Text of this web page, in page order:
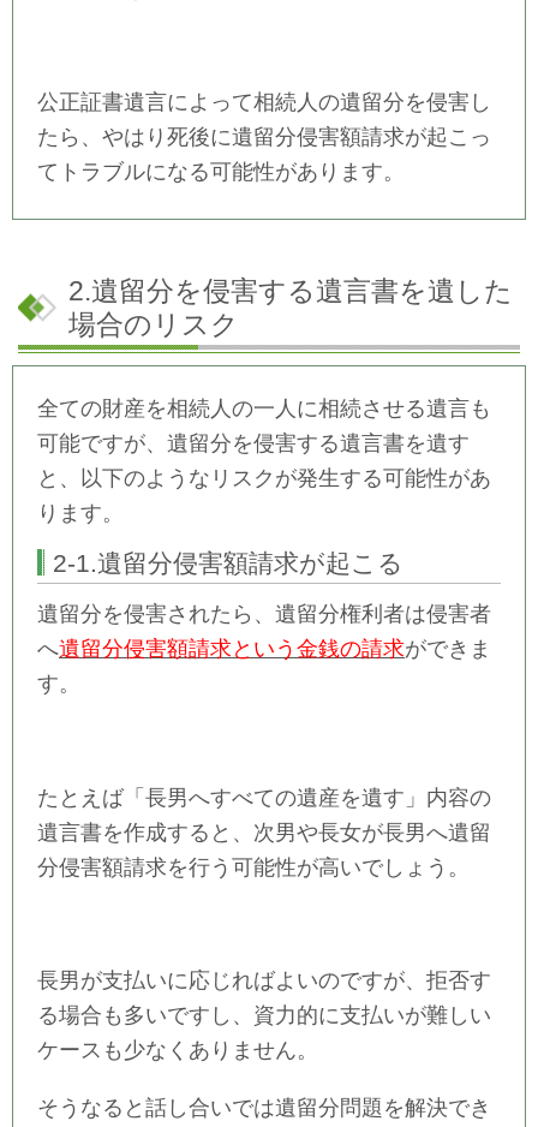
公正証書遺言によって相続人の遺留分を侵害し
たら、やはり死後に遺留分侵害額請求が起こっ
てトラブルになる可能性があります。
2.遺留分を侵害する遺言書を遺した
場合のリスク
全ての財産を相続人の一人に相続させる遺言も
可能ですが、遺留分を侵害する遺言書を遺す
と、以下のようなリスクが発生する可能性があ
ります。
2-1.遺留分侵害額請求が起こる
遺留分を侵害されたら、遺留分権利者は侵害者
へ遺留分侵害額請求という金銭の請求ができま
す。
たとえば「長男へすべての遺産を遺す」内容の
遺言書を作成すると、次男や長女が長男へ遺留
分侵害額請求を行う可能性が高いでしょう。
長男が支払いに応じればよいのですが、拒否す
る場合も多いですし、資力的に支払いが難しい
ケースも少なくありません。
そうなると話し合いでは遺留分問題を解決でき